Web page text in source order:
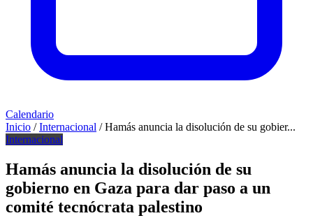
Calendario
Inicio / Internacional / Hamás anuncia la disolución de su gobier...
Internacional
Hamás anuncia la disolución de su
gobierno en Gaza para dar paso a un
comité tecnócrata palestino